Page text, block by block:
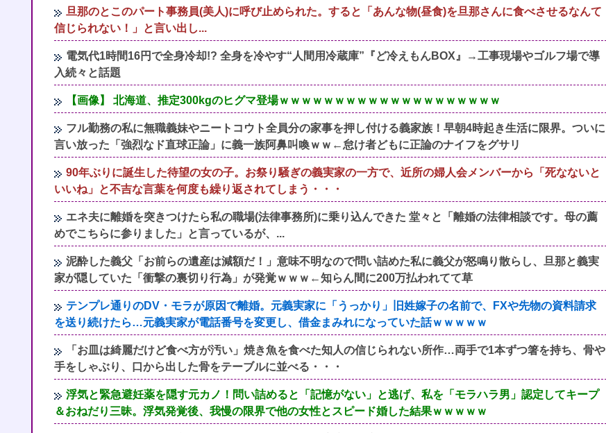
旦那のとこのパート事務員(美人)に呼び止められた。すると「あんな物(昼食)を旦那さんに食べさせるなんて
信じられない！」と言い出し...
電気代1時間16円で全身冷却!? 全身を冷やす“人間用冷蔵庫”『ど冷えもんBOX』→工事現場やゴルフ場で導
入続々と話題
【画像】 北海道、推定300kgのヒグマ登場ｗｗｗｗｗｗｗｗｗｗｗｗｗｗｗｗｗｗｗｗ
フル勤務の私に無職義妹やニートコウト全員分の家事を押し付ける義家族！早朝4時起き生活に限界。ついに
言い放った「強烈なド直球正論」に義一族阿鼻叫喚ｗｗ←怠け者どもに正論のナイフをグサリ
90年ぶりに誕生した待望の女の子。お祭り騒ぎの義実家の一方で、近所の婦人会メンバーから「死なないと
いいね」と不吉な言葉を何度も繰り返されてしまう・・・
エネ夫に離婚を突きつけたら私の職場(法律事務所)に乗り込んできた 堂々と「離婚の法律相談です。母の薦
めでこちらに参りました」と言っているが、...
泥酔した義父「お前らの遺産は減額だ！」意味不明なので問い詰めた私に義父が怒鳴り散らし、旦那と義実
家が隠していた「衝撃の裏切り行為」が発覚ｗｗｗ←知らん間に200万払われてて草
テンプレ通りのDV・モラが原因で離婚。元義実家に「うっかり」旧姓嫁子の名前で、FXや先物の資料請求
を送り続けたら…元義実家が電話番号を変更し、借金まみれになっていた話ｗｗｗｗｗ
「お皿は綺麗だけど食べ方が汚い」焼き魚を食べた知人の信じられない所作…両手で1本ずつ箸を持ち、骨や
手をしゃぶり、口から出した骨をテーブルに並べる・・・
浮気と緊急避妊薬を隠す元カノ！問い詰めると「記憶がない」と逃げ、私を「モラハラ男」認定してキープ
＆おねだり三昧。浮気発覚後、我慢の限界で他の女性とスピード婚した結果ｗｗｗｗｗ